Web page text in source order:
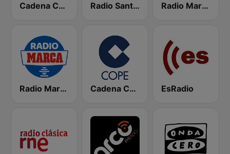
Cadena COPE Cantabria Radio Santander SER Radio Marca Cantabria
Radio Marca Nacional Cadena COPE EsRadio